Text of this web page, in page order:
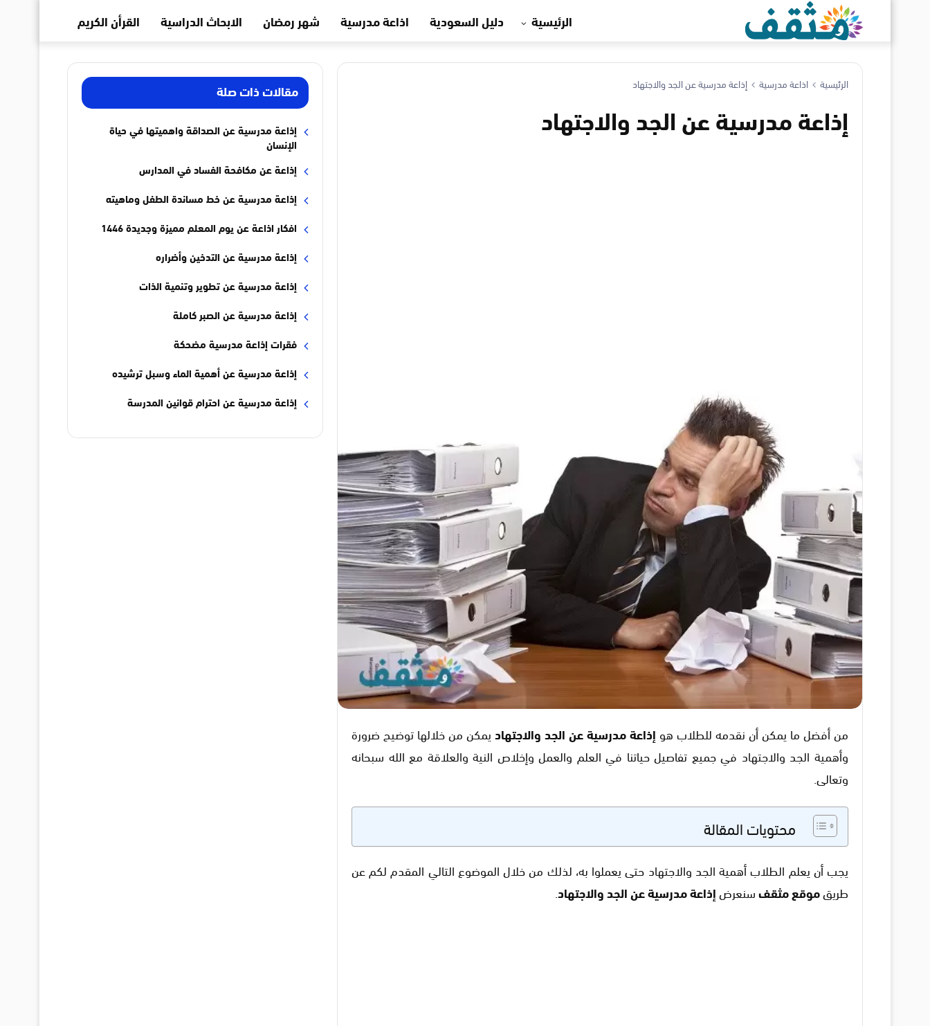
الرئيسية دليل السعودية اذاعة مدرسية شهر رمضان الابحاث الدراسية القرأن الكريم
الرئيسية اذاعة مدرسية إذاعة مدرسية عن الجد والاجتهاد
إذاعة مدرسية عن الجد والاجتهاد
من أفضل ما يمكن أن نقدمه للطلاب هو إذاعة مدرسية عن الجد والاجتهاديمكن من خلالها توضيح ضرورة
وأهمية الجد والاجتهاد في جميع تفاصيل حياتنا في العلم والعمل وإخلاص النية والعلاقة مع الله سبحانه
وتعالى.
محتويات المقالة
يجب أن يعلم الطلاب أهمية الجد والاجتهاد حتى يعملوا به، لذلك من خلال الموضوع التالي المقدم لكم عن
طريقموقع مثقفسنعرضإذاعة مدرسية عن الجد والاجتهاد.
مقالات ذات صلة
إذاعة مدرسية عن الصداقة واهميتها في حياة
الإنسان
إذاعة عن مكافحة الفساد في المدارس
إذاعة مدرسية عن خط مساندة الطفل وماهيته
افكار اذاعة عن يوم المعلم مميزة وجديدة 1446
إذاعة مدرسية عن التدخين وأضراره
إذاعة مدرسية عن تطوير وتنمية الذات
إذاعة مدرسية عن الصبر كاملة
فقرات إذاعة مدرسية مضحكة
إذاعة مدرسية عن أهمية الماء وسبل ترشيده
إذاعة مدرسية عن احترام قوانين المدرسة